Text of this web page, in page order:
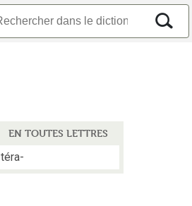
EN TOUTES LETTRES
téra-